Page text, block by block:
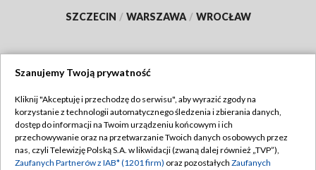
SZCZECIN / WARSZAWA / WROCŁAW
TVP
Abonament TVP
Emisja w TVP
Regulamin TVP
Polityka prywatności
Szanujemy Twoją prywatność
Kliknij "Akceptuję i przechodzę do serwisu", aby wyrazić zgody na
korzystanie z technologii automatycznego śledzenia i zbierania danych,
dostęp do informacji na Twoim urządzeniu końcowym i ich
przechowywanie oraz na przetwarzanie Twoich danych osobowych przez
nas, czyli Telewizję Polską S.A. w likwidacji (zwaną dalej również „TVP”),
Zaufanych Partnerów z IAB* (1201 firm) oraz pozostałych Zaufanych